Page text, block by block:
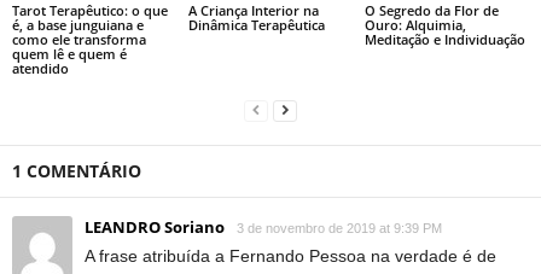
Tarot Terapêutico: o que
é, a base junguiana e
como ele transforma
quem lê e quem é
atendido
A Criança Interior na
Dinâmica Terapêutica
O Segredo da Flor de
Ouro: Alquimia,
Meditação e Individuação
1 COMENTÁRIO
LEANDRO Soriano 3 de novembro de 2019 at 9:39 PM
A frase atribuída a Fernando Pessoa na verdade é de